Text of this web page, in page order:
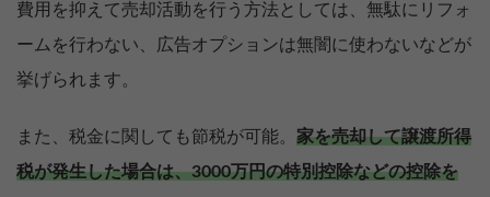
費用を抑えて売却活動を行う方法としては、無駄にリフォ
ームを行わない、広告オプションは無闇に使わないなどが
挙げられます。
また、税金に関しても節税が可能。 家を売却して譲渡所得
税が発生した場合は、3000万円の特別控除などの控除を